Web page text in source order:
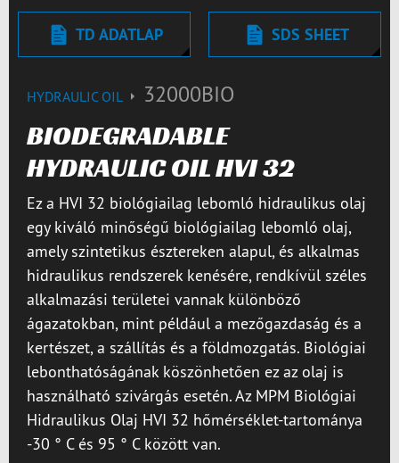
TD ADATLAP SDS SHEET
HYDRAULIC OIL 32000BIO
BIODEGRADABLE
HYDRAULIC OIL HVI 32
Ez a HVI 32 biológiailag lebomló hidraulikus olaj
egy kiváló minőségű biológiailag lebomló olaj,
amely szintetikus észtereken alapul, és alkalmas
hidraulikus rendszerek kenésére, rendkívül széles
alkalmazási területei vannak különböző
ágazatokban, mint például a mezőgazdaság és a
kertészet, a szállítás és a földmozgatás. Biológiai
lebonthatóságának köszönhetően ez az olaj is
használható szivárgás esetén. Az MPM Biológiai
Hidraulikus Olaj HVI 32 hőmérséklet-tartománya
-30 ° C és 95 ° C között van.